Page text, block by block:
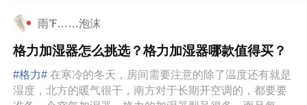
雨℉……泡沫
格力加湿器怎么挑选？格力加湿器哪款值得买？
#格力# 在寒冷的冬天，房间需要注意的除了温度还有就是
湿度，北方的暖气很干，南方对于长期开空调的，都要要